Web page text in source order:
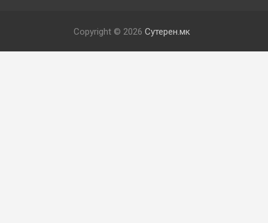
Copyright © 2026 Сутерен.мк